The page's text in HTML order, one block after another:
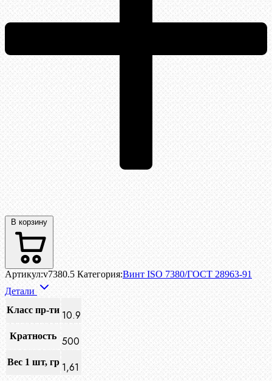
В корзину
Артикул:v7380.5 Категория:Винт ISO 7380/ГОСТ 28963-91
Детали
Класс пр-ти 10.9
Кратность 500
Вес 1 шт, гр 1,61